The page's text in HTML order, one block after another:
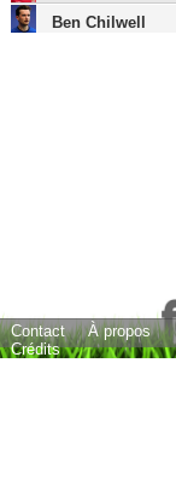
Ben Chilwell
Raheem Sterling
Contact
À propos
Crédits